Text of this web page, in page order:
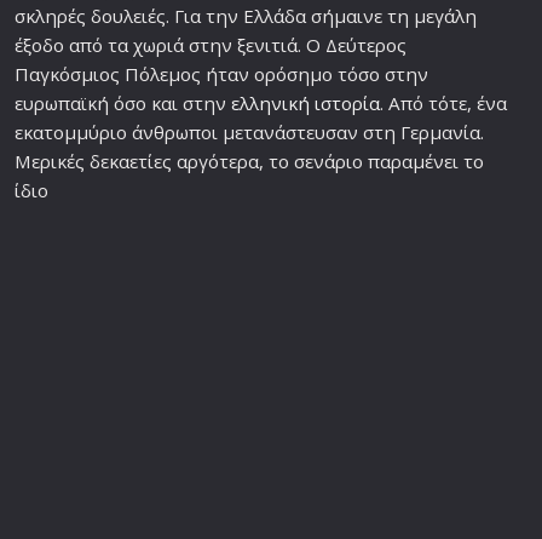
σκληρές δουλειές. Για την Ελλάδα σήμαινε τη μεγάλη
έξοδο από τα χωριά στην ξενιτιά. Ο Δεύτερος
Παγκόσμιος Πόλεμος ήταν ορόσημο τόσο στην
ευρωπαϊκή όσο και στην ελληνική ιστορία. Από τότε, ένα
εκατομμύριο άνθρωποι μετανάστευσαν στη Γερμανία.
Μερικές δεκαετίες αργότερα, το σενάριο παραμένει το
ίδιο